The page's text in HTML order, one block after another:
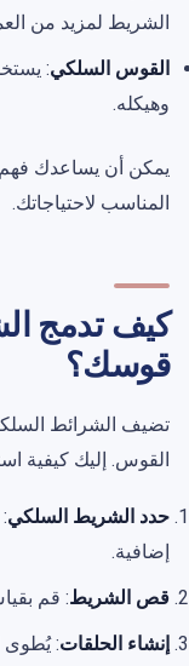
الشريط لمزيد من
القوس السلكي:
وهيكله.
يمكن أن يساعدك فهم
المناسب لاحتياجاتك.
كيف تدمج
قوسك؟
تضيف الشرائط
القوس. إليك كيفية
حدد الشريط السلكي
إضافية.
قص الشريط: قم
إنشاء الحلقات: يُطوى